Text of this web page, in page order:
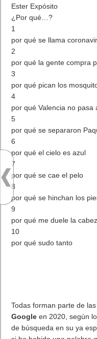
Ester Expósito
¿Por qué…?
1
por qué se llama
2
por qué la gente compra
3
por qué pican los
4
por qué Valencia no pasa
5
por qué se separaron
6
por qué el cielo es azul
7
por qué se cae el pelo
8
por qué se hinchan los
9
por qué me duele la
10
por qué sudo tanto
Todas forman parte de
Google en 2020, según
de búsqueda en su ya